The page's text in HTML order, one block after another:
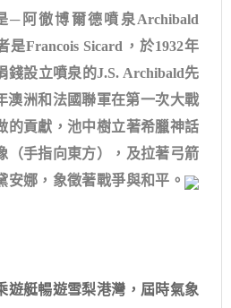
─阿徹博爾德噴泉Archibald
是Francois Sicard，於1932年
錢設立噴泉的J.S. Archibald先
澳洲和法國聯軍在第一次大戰
的貢獻，池中樹立著希臘神話
（手指向東方），及拉著弓箭
安娜，象徵著戰爭與和平。
遊艇暢遊雪梨港灣，屆時氣象